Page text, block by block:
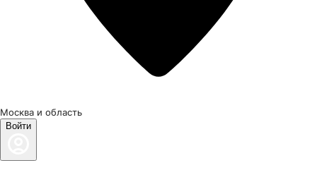
Москва и область
Войти